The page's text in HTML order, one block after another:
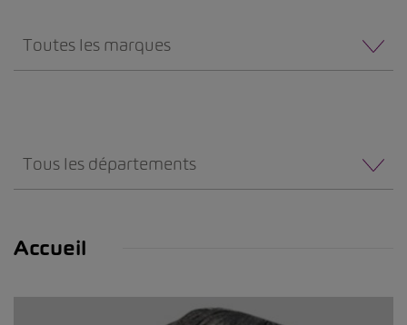
Toutes les marques
Tous les départements
Accueil